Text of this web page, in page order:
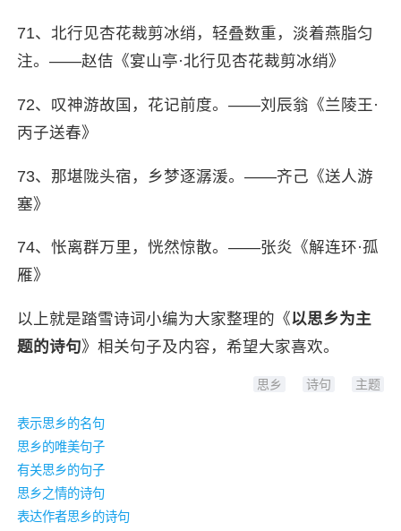
71、北行见杏花裁剪冰绡，轻叠数重，淡着燕脂匀
注。——赵佶《宴山亭·北行见杏花裁剪冰绡》
72、叹神游故国，花记前度。——刘辰翁《兰陵王·
丙子送春》
73、那堪陇头宿，乡梦逐潺湲。——齐己《送人游
塞》
74、怅离群万里，恍然惊散。——张炎《解连环·孤
雁》
以上就是踏雪诗词小编为大家整理的《以思乡为主
题的诗句》相关句子及内容，希望大家喜欢。
思乡 诗句 主题
表示思乡的名句
思乡的唯美句子
有关思乡的句子
思乡之情的诗句
表达作者思乡的诗句